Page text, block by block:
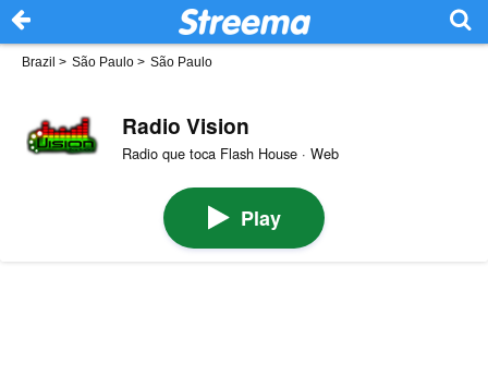
Brazil > São Paulo > São Paulo
Radio Vision
Radio que toca Flash House · Web
Play